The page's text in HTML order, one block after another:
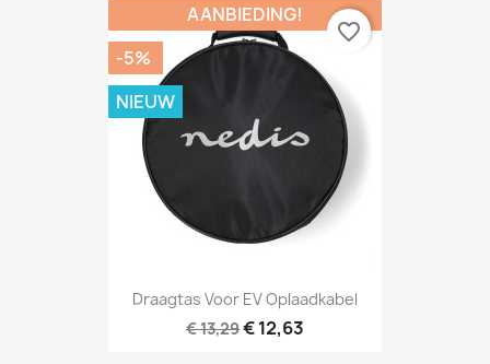
Draagtas Voor EV Oplaadkabel
€ 13,29€ 12,63
AANBIEDING!
-5%
NIEUW
favorite_border